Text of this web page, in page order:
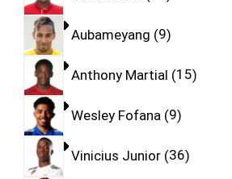
Aubameyang 9
Anthony Martial 15
Wesley Fofana 9
Vinicius Junior 36